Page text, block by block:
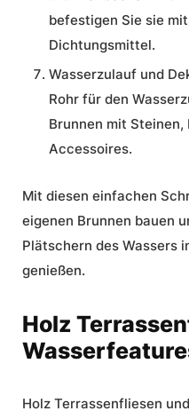
befestigen Sie sie
Dichtungsmittel.
Wasserzulauf und
Rohr für den
Brunnen mit
Accessoires.
Mit diesen einfachen
eigenen Brunnen bauen
Plätschern des Wassers
genießen.
Holz
Holz Terrassenfliesen